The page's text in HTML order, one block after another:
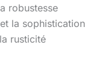
robustesse
la sophistication
rusticité